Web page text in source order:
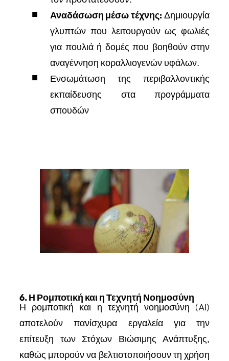
Αναδάσωση μέσω τέχνης:Δημιουργία
γλυπτών που λειτουργούν ως φωλιές
για πουλιά ή δομές που βοηθούν στην
αναγέννηση κοραλλιογενών υφάλων.
Ενσωμάτωση της περιβαλλοντικής
εκπαίδευσης στα προγράμματα
σπουδών
6. Η Ρομποτική και η Τεχνητή Νοημοσύνη
Η ρομποτική και η τεχνητή νοημοσύνη (AI)
αποτελούν πανίσχυρα εργαλεία για την
επίτευξη των Στόχων Βιώσιμης Ανάπτυξης,
καθώς μπορούν να βελτιστοποιήσουν τη χρήση